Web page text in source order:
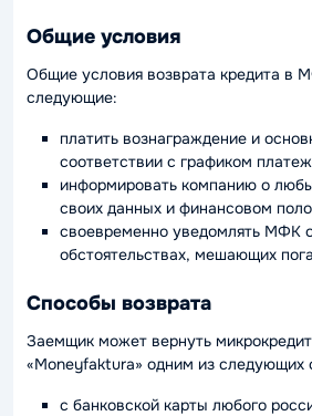
Общие условия
Общие условия возврата кредита в
следующие:
платить вознаграждение и
соответствии с графиком
информировать компанию о
своих данных и финансовом
своевременно уведомлять МФК
обстоятельствах, мешающих
Способы возврата
Заемщик может вернуть
«Moneyfaktura» одним из следующих
с банковской карты любого